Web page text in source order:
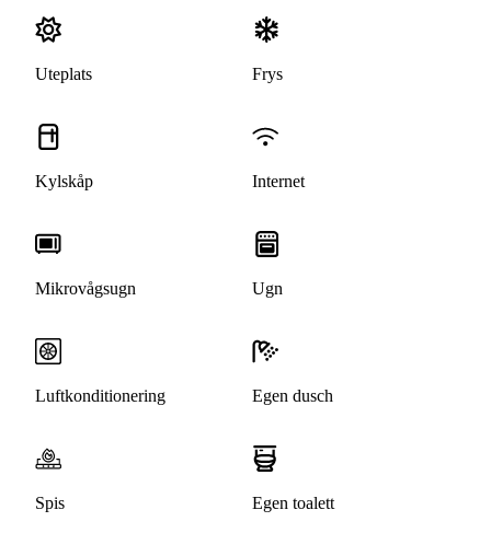
Uteplats Frys
Kylskåp Internet
Mikrovågsugn Ugn
Luftkonditionering Egen dusch
Spis Egen toalett